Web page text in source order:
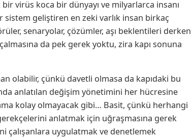
virüs koca bir dünyayı ve milyarlarca insanı
geliştiren en zeki varlık insan birkaç
senaryolar, çözümler, aşı beklentileri derken
da pek gerek yoktu, zira kapı sonuna
olabilir, çünkü davetli olmasa da kapıdaki bu
anlatılan değişim yönetimini her hücresine
kolay olmayacak gibi… Basit, çünkü herhangi
anlatmak için uğraşmasına gerek
çalışanlara uygulatmak ve denetlemek